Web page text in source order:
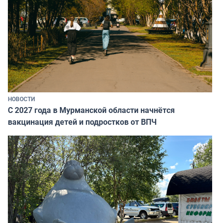
НОВОСТИ
С 2027 года в Мурманской области начнётся
вакцинация детей и подростков от ВПЧ